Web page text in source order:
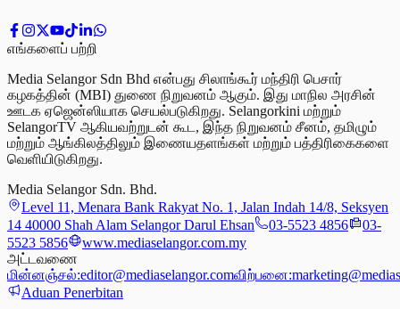
எங்களைப் பற்றி
Media Selangor Sdn Bhd என்பது சிலாங்கூர் மந்திரி பெசார்
கழகத்தின் (MBI) துணை நிறுவனம் ஆகும். இது மாநில அரசின்
ஊடக ஏஜென்ஸியாக செயல்படுகிறது. Selangorkini மற்றும்
SelangorTV ஆகியவற்றுடன் கூட, இந்த நிறுவனம் சீனம், தமிழும்
மற்றும் ஆங்கிலத்திலும் இணையதளங்கள் மற்றும் பத்திரிகைகளை
வெளியிடுகிறது.
Media Selangor Sdn. Bhd.
Level 11, Menara Bank Rakyat No. 1, Jalan Indah 14/8, Seksyen
14 40000 Shah Alam Selangor Darul Ehsan
03-5523 4856
03-
5523 5856
www.mediaselangor.com.my
அட்டவணை
மின்னஞ்சல்:editor@mediaselangor.comவிற்பனை:
Aduan Penerbitan